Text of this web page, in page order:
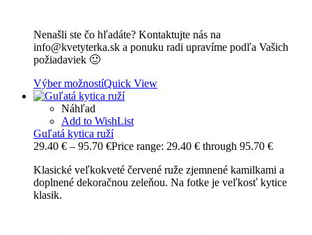
Nenašli ste čo hľadáte? Kontaktujte nás na
info@kvetyterka.sk a ponuku radi upravíme podľa Vašich
požiadaviek 🙂
Výber možnostíQuick View
Náhľad
Add to WishList
Guľatá kytica ruží
29.40 € – 95.70 €Price range: 29.40 € through 95.70 €
Klasické veľkokveté červené ruže zjemnené kamilkami a
doplnené dekoračnou zeleňou. Na fotke je veľkosť kytice
klasik.